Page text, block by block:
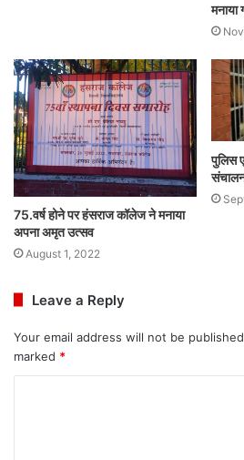
मनाया
75.वर्ष होने पर हंसराज कॉलेज ने मनाया
अपना अमृत उत्सव
August 1, 2022
पुलिस
Leave a Reply
Your email address will not be
marked *